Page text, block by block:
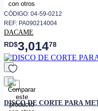
CÓDIGO: 04-59-0212
REF: PA090214004
DACAME
RD$3,01478
favorito
DISCO DE CORTE PARA